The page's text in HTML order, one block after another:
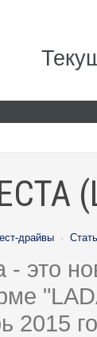
драйвы ·
- это
2015